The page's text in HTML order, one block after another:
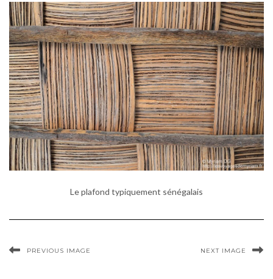
Le plafond typiquement sénégalais
PREVIOUS IMAGE NEXT IMAGE